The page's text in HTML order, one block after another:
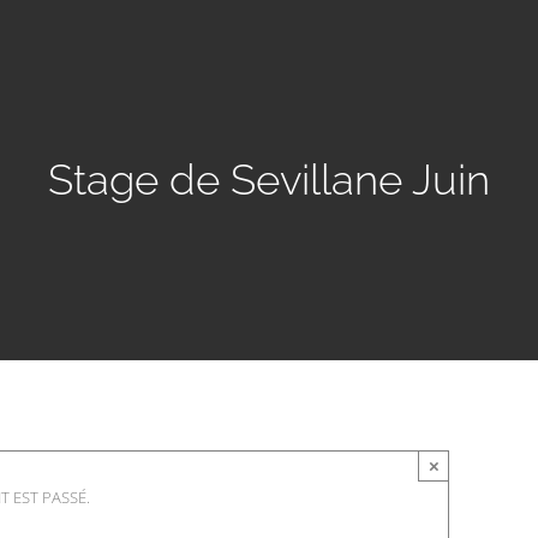
Stage de Sevillane Juin
EST PASSÉ.
×